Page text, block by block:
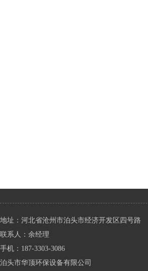
地址：河北省沧州市泊头市经济开发区四号路
联系人：余经理
手机：187-3303-3086
泊头市华顶环保设备有限公司